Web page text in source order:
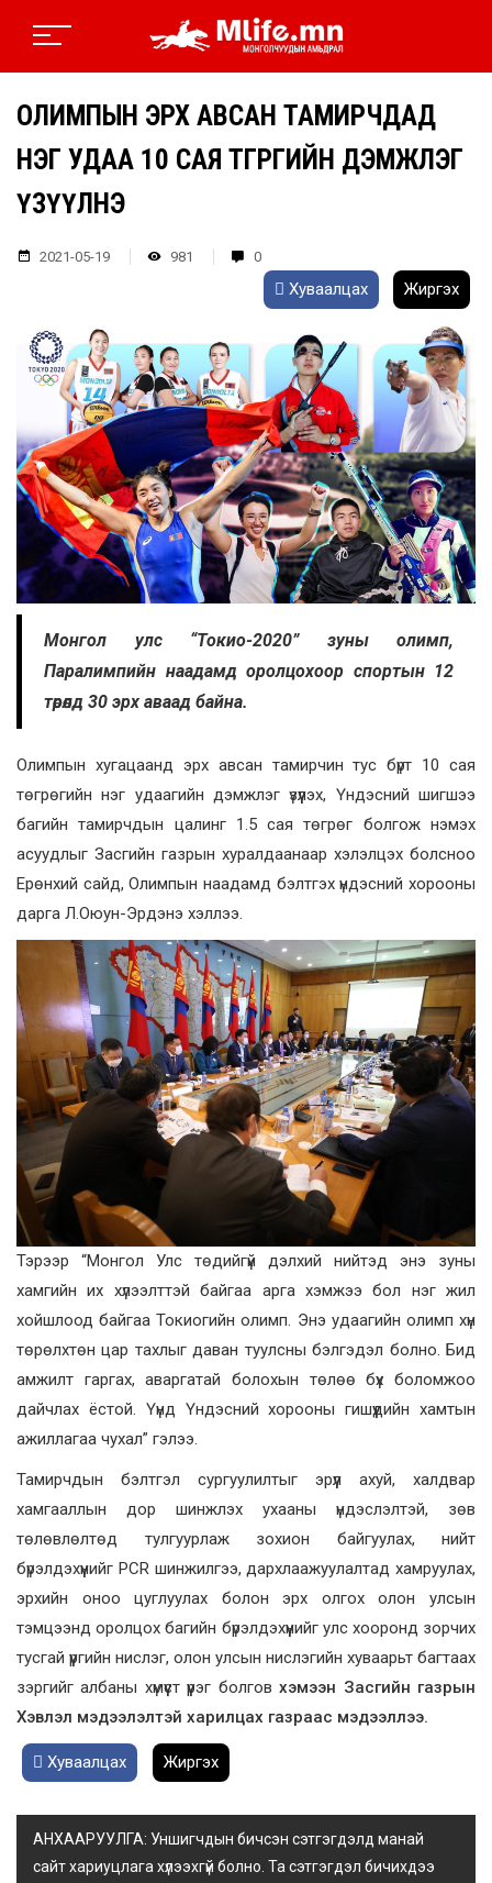
ОЛИМПЫН ЭРХ АВСАН ТАМИРЧДАД
НЭГ УДАА 10 САЯ ТӨГРӨГИЙН ДЭМЖЛЭГ
ҮЗҮҮЛНЭ
2021-05-19 981 0
Хуваалцах Жиргэх
Монгол улс “Токио-2020” зуны олимп,
Паралимпийн наадамд оролцохоор спортын 12
төрөлд 30 эрх аваад байна.
Олимпын хугацаанд эрх авсан тамирчин тус бүрт 10 сая
төгрөгийн нэг удаагийн дэмжлэг үзүүлэх, Үндэсний шигшээ
багийн тамирчдын цалинг 1.5 сая төгрөг болгож нэмэх
асуудлыг Засгийн газрын хуралдаанаар хэлэлцэх болсноо
Ерөнхий сайд, Олимпын наадамд бэлтгэх үндэсний хорооны
дарга Л.Оюун-Эрдэнэ хэллээ.
Тэрээр “Монгол Улс төдийгүй дэлхий нийтэд энэ зуны
хамгийн их хүлээлттэй байгаа арга хэмжээ бол нэг жил
хойшлоод байгаа Токиогийн олимп. Энэ удаагийн олимп хүн
төрөлхтөн цар тахлыг даван туулсны бэлгэдэл болно. Бид
амжилт гаргах, аваргатай болохын төлөө бүх боломжоо
дайчлах ёстой. Үүнд Үндэсний хорооны гишүүдийн хамтын
ажиллагаа чухал” гэлээ.
Тамирчдын бэлтгэл сургуулилтыг эрүүл ахуй, халдвар
хамгааллын дор шинжлэх ухааны үндэслэлтэй, зөв
төлөвлөлтөд тулгуурлаж зохион байгуулах, нийт
бүрэлдэхүүнийг PCR шинжилгээ, дархлаажуулалтад хамруулах,
эрхийн оноо цуглуулах болон эрх олгох олон улсын
тэмцээнд оролцох багийн бүрэлдэхүүнийг улс хооронд зорчих
тусгай үүргийн нислэг, олон улсын нислэгийн хуваарьт багтаах
зэргийг албаны хүмүүст үүрэг болгов хэмээн Засгийн газрын
Хэвлэл мэдээлэлтэй харилцах газраас мэдээллээ.
Хуваалцах Жиргэх
АНХААРУУЛГА: Уншигчдын бичсэн сэтгэгдэлд манай
сайт хариуцлага хүлээхгүй болно. Та сэтгэгдэл бичихдээ